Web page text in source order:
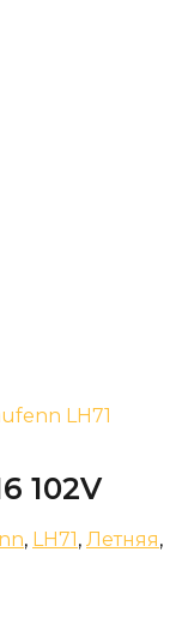
LH71
102V
, LH71, Летняя,